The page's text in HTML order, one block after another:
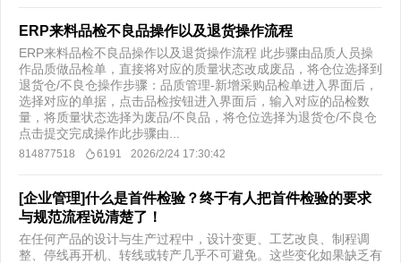
ERP来料品检不良品操作以及退货操作流程
ERP来料品检不良品操作以及退货操作流程 此步骤由品质人员操
作品质做品检单，直接将对应的质量状态改成废品，将仓位选择到
退货仓/不良仓操作步骤：品质管理-新增采购品检单进入界面后，
选择对应的单据，点击品检按钮进入界面后，输入对应的品检数
量，将质量状态选择为废品/不良品，将仓位选择为退货仓/不良仓
点击提交完成操作此步骤由...
814877518 6191 2026/2/24 17:30:42
[企业管理]什么是首件检验？终于有人把首件检验的要求
与规范流程说清楚了！
在任何产品的设计与生产过程中，设计变更、工艺改良、制程调
整、停线再开机、转线或转产几乎不可避免。这些变化如果缺乏有